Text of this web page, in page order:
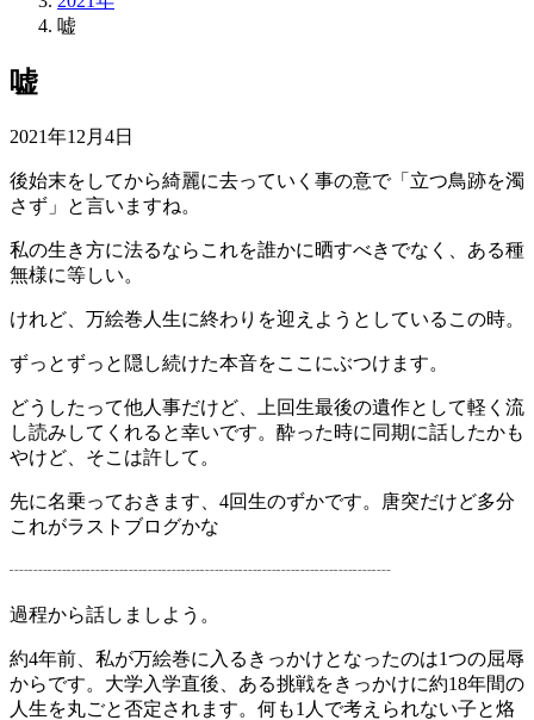
嘘
嘘
2021年12月4日
後始末をしてから綺麗に去っていく事の意で「立つ鳥跡を濁
さず」と言いますね。
私の生き方に法るならこれを誰かに晒すべきでなく、ある種
無様に等しい。
けれど、万絵巻人生に終わりを迎えようとしているこの時。
ずっとずっと隠し続けた本音をここにぶつけます。
どうしたって他人事だけど、上回生最後の遺作として軽く流
し読みしてくれると幸いです。酔った時に同期に話したかも
やけど、そこは許して。
先に名乗っておきます、4回生のずかです。唐突だけど多分
これがラストブログかな
┈┈┈┈┈┈┈┈┈┈┈┈┈┈┈┈┈┈┈┈
過程から話しましよう。
約4年前、私が万絵巻に入るきっかけとなったのは1つの屈辱
からです。大学入学直後、ある挑戦をきっかけに約18年間の
人生を丸ごと否定されます。何も1人で考えられない子と烙